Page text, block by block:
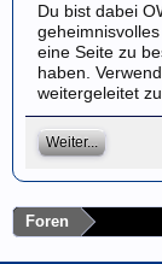
Du bist dabei
eine Seite zu
haben.
weitergeleitet
Weiter...
Foren